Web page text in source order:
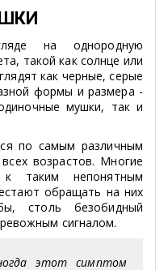
на однородную
такой как солнце или
как черные, серые
формы и размера -
мушки, так и
по самым различным
возрастов. Многие
таким непонятным
обращать на них
столь безобидный
сигналом.
этот симптом